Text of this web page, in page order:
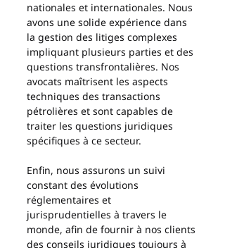
nationales et internationales. Nous
avons une solide expérience dans
la gestion des litiges complexes
impliquant plusieurs parties et des
questions transfrontalières. Nos
avocats maîtrisent les aspects
techniques des transactions
pétrolières et sont capables de
traiter les questions juridiques
spécifiques à ce secteur.
Enfin, nous assurons un suivi
constant des évolutions
réglementaires et
jurisprudentielles à travers le
monde, afin de fournir à nos clients
des conseils juridiques toujours à